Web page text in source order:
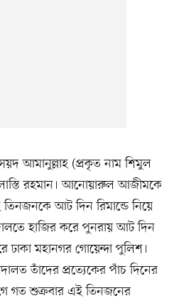
আমানুল্লাহ (প্রকৃত নাম শিমুল
রহমান। আনোয়ারুল আজীমকে
আট দিন রিমান্ডে নিয়ে
হাজির করে পুনরায় আট দিন
ঢাকা মহানগর গোয়েন্দা পুলিশ।
তাঁদের প্রত্যেকের পাঁচ দিনের
গত শুক্রবার এই তিনজনের